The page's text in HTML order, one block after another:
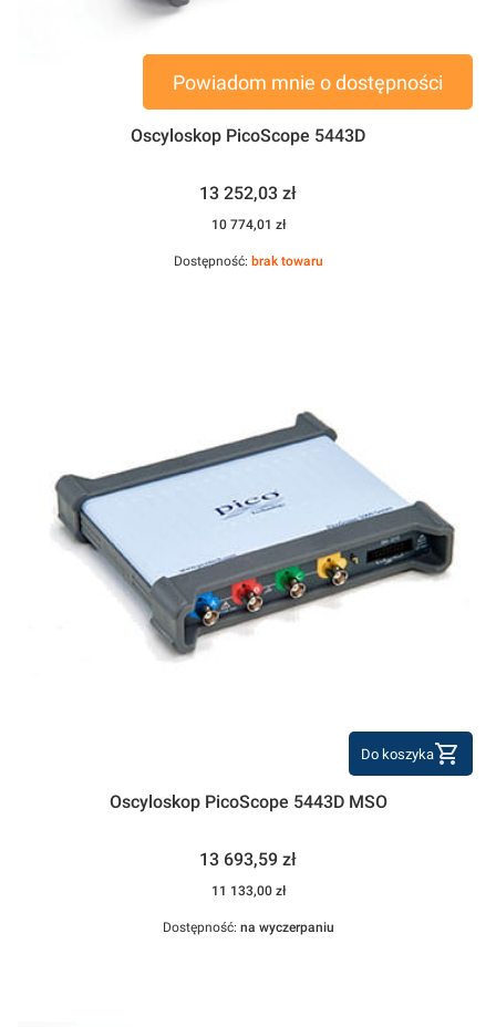
Powiadom mnie o dostępności
Oscyloskop PicoScope 5443D
Cena
13 252,03 zł
Cena
10 774,01 zł
Dostępność: brak towaru
Do koszyka
Oscyloskop PicoScope 5443D MSO
Cena
13 693,59 zł
Cena
11 133,00 zł
Dostępność: na wyczerpaniu